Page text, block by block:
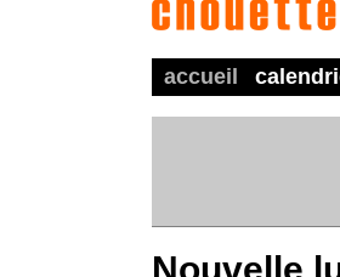
accueil
Nouvelle